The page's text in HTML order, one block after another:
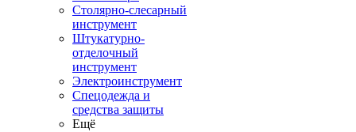
Столярно-слесарный
инструмент
Штукатурно-
отделочный
инструмент
Электроинструмент
Спецодежда и
средства защиты
Ещё